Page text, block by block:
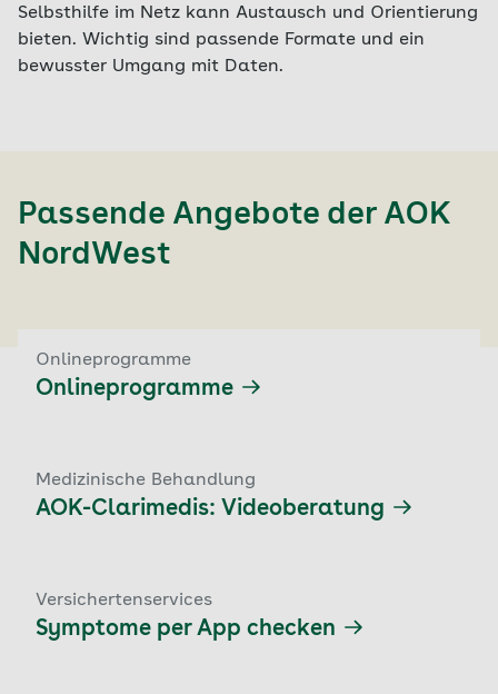
Selbsthilfe im Netz kann Austausch und Orientierung
bieten. Wichtig sind passende Formate und ein
bewusster Umgang mit Daten.
Passende Angebote der AOK
NordWest
Onlineprogramme
Onlineprogramme
Medizinische Behandlung
AOK-Clarimedis: Videoberatung
Versichertenservices
Symptome per App checken